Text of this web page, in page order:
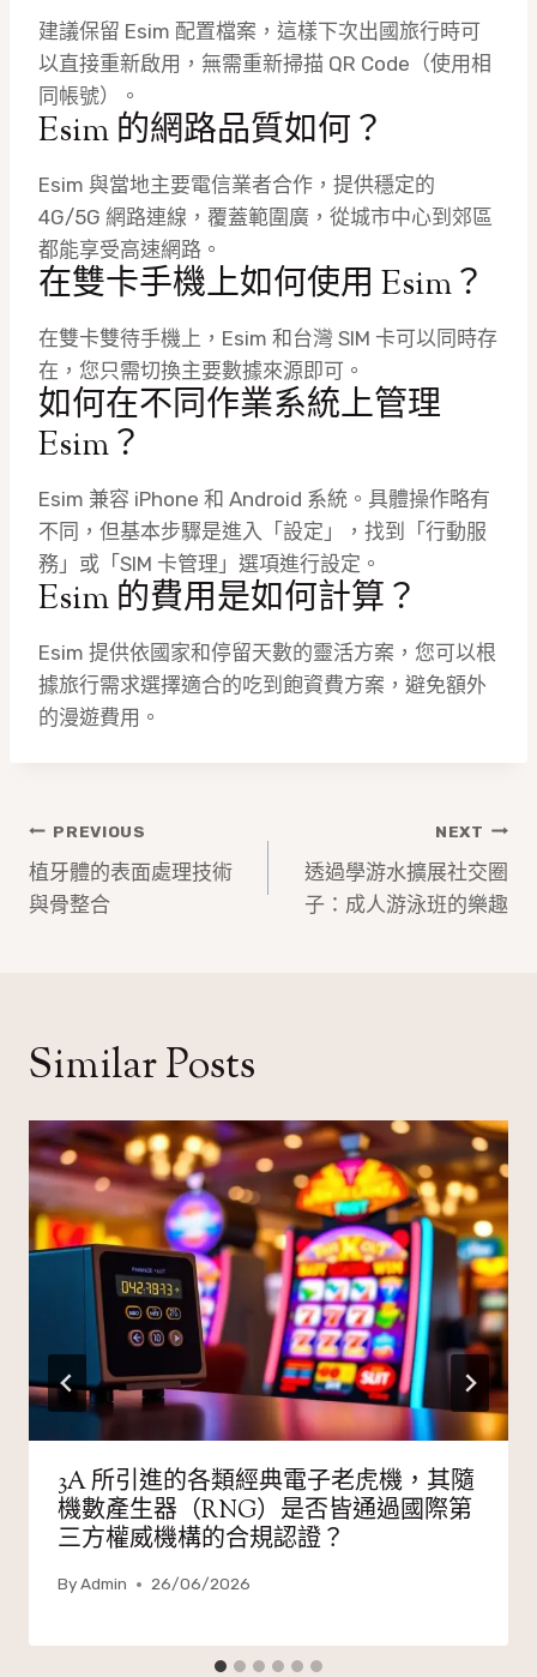
建議保留 Esim 配置檔案，這樣下次出國旅行時可
以直接重新啟用，無需重新掃描 QR Code（使用相
同帳號）。
Esim 的網路品質如何？
Esim 與當地主要電信業者合作，提供穩定的
4G/5G 網路連線，覆蓋範圍廣，從城市中心到郊區
都能享受高速網路。
在雙卡手機上如何使用 Esim？
在雙卡雙待手機上，Esim 和台灣 SIM 卡可以同時存
在，您只需切換主要數據來源即可。
如何在不同作業系統上管理
Esim？
Esim 兼容 iPhone 和 Android 系統。具體操作略有
不同，但基本步驟是進入「設定」，找到「行動服
務」或「SIM 卡管理」選項進行設定。
Esim 的費用是如何計算？
Esim 提供依國家和停留天數的靈活方案，您可以根
據旅行需求選擇適合的吃到飽資費方案，避免額外
的漫遊費用。
文
章
導
PREVIOUS
植牙體的表面處理技術
與骨整合
NEXT
透過學游水擴展社交圈
子：成人游泳班的樂趣
Similar Posts
3A 所引進的各類經典電子老虎機，其隨
機數產生器（RNG）是否皆通過國際第
三方權威機構的合規認證？
ByAdmin 26/06/2026